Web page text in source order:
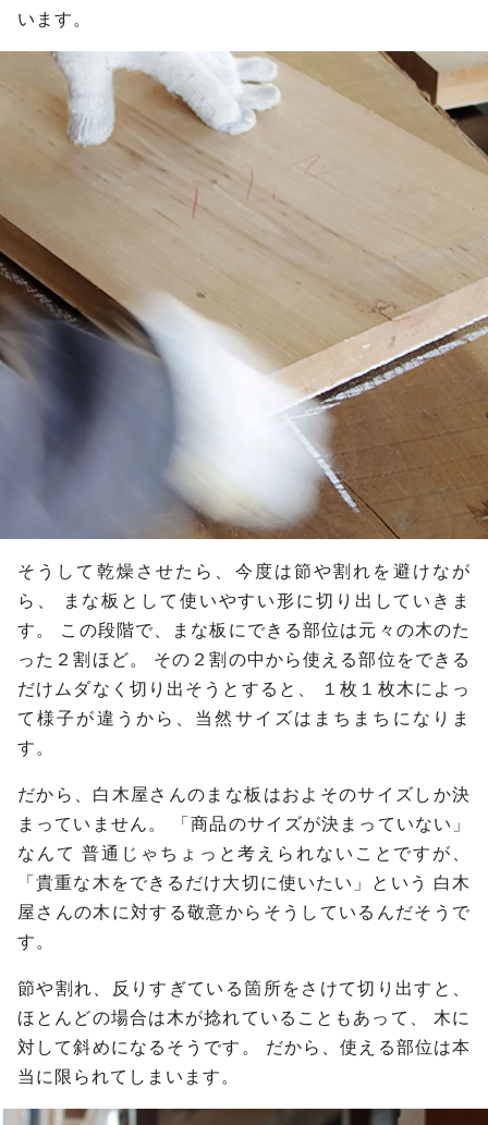
います。
そうして乾燥させたら、今度は節や割れを避けなが
ら、
まな板として使いやすい形に切り出していきま
す。 この段階で、まな板にできる部位は元々の木のた
った２割ほど。 その２割の中から使える部位をできる
だけムダなく切り出そうとすると、
１枚１枚木によっ
て様子が違うから、当然サイズはまちまちになりま
す。
だから、白木屋さんのまな板はおよそのサイズしか決
まっていません。
「商品のサイズが決まっていない」
なんて普通じゃちょっと考えられないことですが、
「貴重な木をできるだけ大切に使いたい」という 白木
屋さんの木に対する敬意からそうしているんだそうで
す。
節や割れ、反りすぎている箇所をさけて切り出すと、
ほとんどの場合は木が捻れていることもあって、 木に
対して斜めになるそうです。 だから、使える部位は本
当に限られてしまいます。